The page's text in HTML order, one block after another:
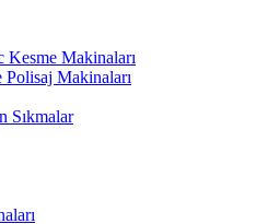
Kesme Makinaları
Polisaj Makinaları
Sıkmalar